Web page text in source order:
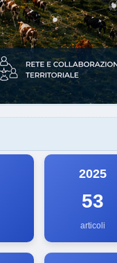
2025
53
articoli